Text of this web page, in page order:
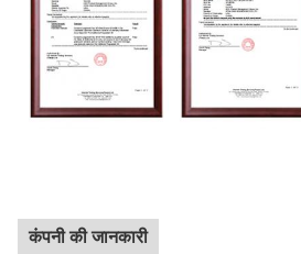
कंपनी की जानकारी